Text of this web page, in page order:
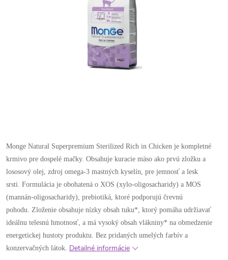
Monge Natural Superpremium Sterilized Rich in Chicken je kompletné
krmivo pre dospelé mačky. Obsahuje kuracie mäso ako prvú zložku a
lososový olej, zdroj omega-3 mastných kyselín, pre jemnosť a lesk
srsti. Formulácia je obohatená o XOS (xylo-oligosacharidy) a MOS
(mannán-oligosacharidy), prebiotiká, ktoré podporujú črevnú
pohodu. Zloženie obsahuje nízky obsah tuku*, ktorý pomáha udržiavať
ideálnu telesnú hmotnosť, a má vysoký obsah vlákniny* na obmedzenie
energetickej hustoty produktu. Bez pridaných umelých farbív a
konzervačných látok. Detailné informácie